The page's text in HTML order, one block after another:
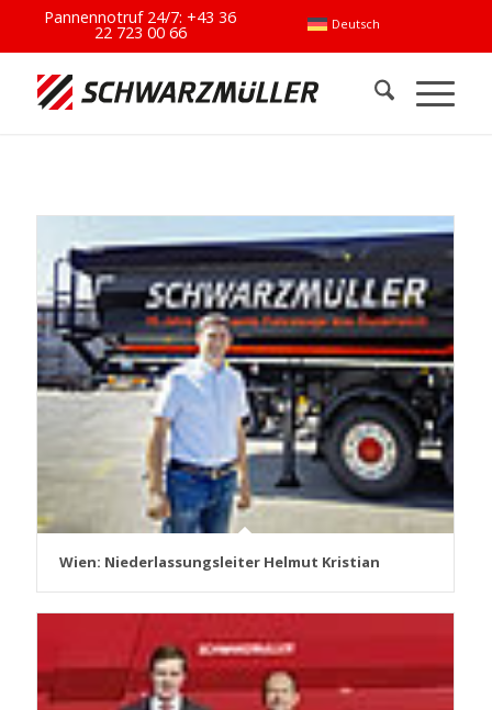
Deutsch
Pannennotruf 24/7:+43 36
22 723 00 66
Wien: Niederlassungsleiter Helmut Kristian